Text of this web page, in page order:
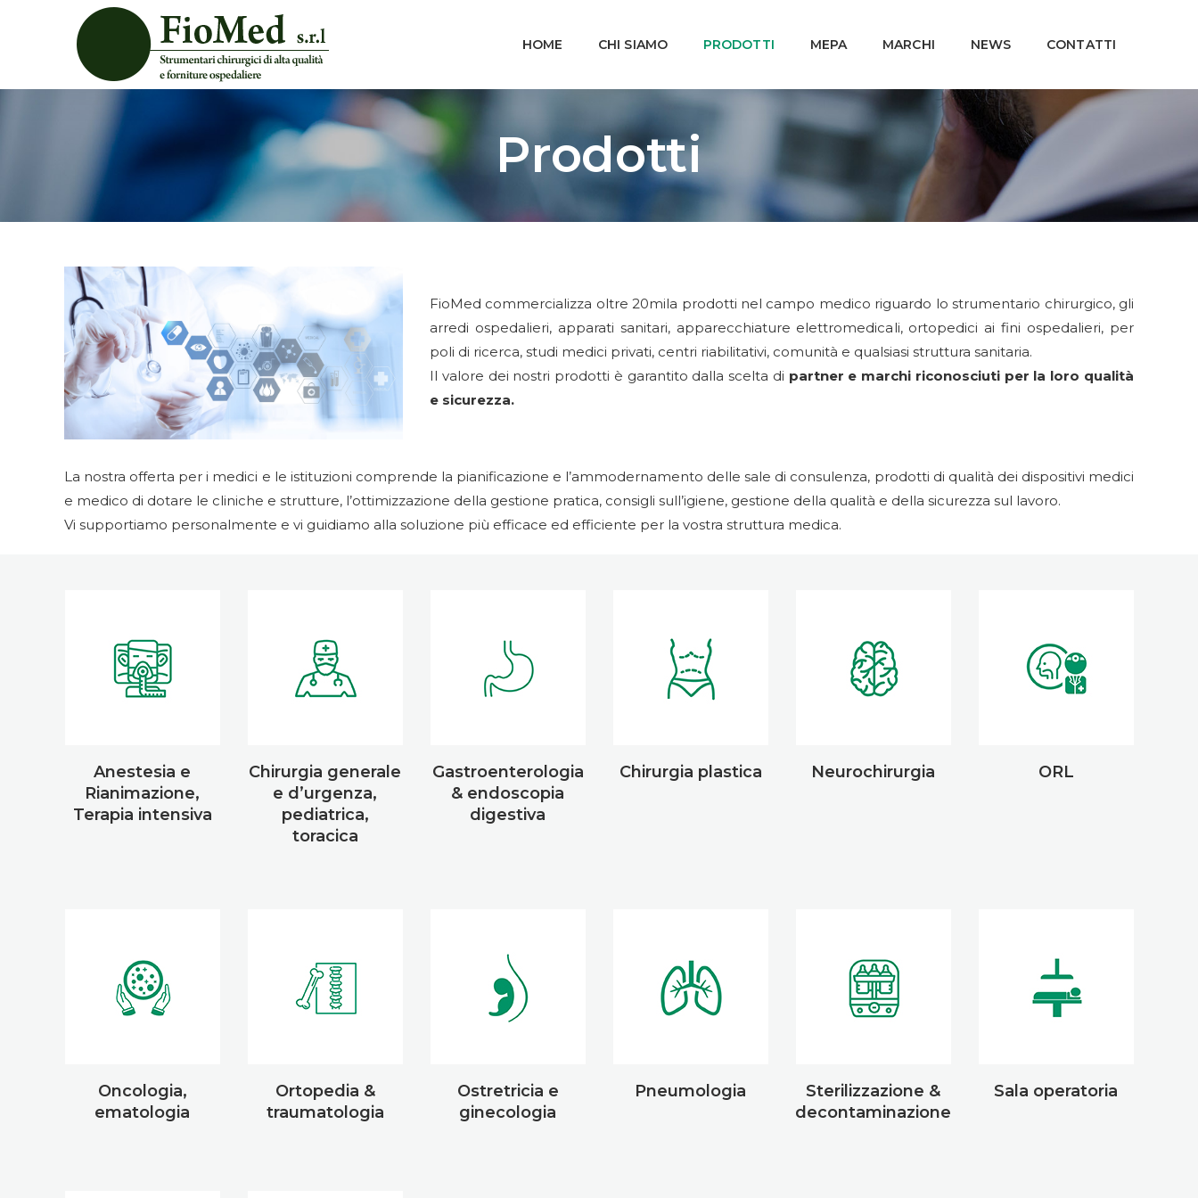
HOME CHI SIAMO PRODOTTI MEPA MARCHI NEWS CONTATTI
Prodotti
FioMed commercializza oltre 20mila prodotti nel campo medico riguardo lo strumentario chirurgico, gli
arredi ospedalieri, apparati sanitari, apparecchiature elettromedicali, ortopedici ai fini ospedalieri, per
poli di ricerca, studi medici privati, centri riabilitativi, comunità e qualsiasi struttura sanitaria.
Il valore dei nostri prodotti è garantito dalla scelta di partner e marchi riconosciuti per la loro qualità
e sicurezza.
La nostra offerta per i medici e le istituzioni comprende la pianificazione e l’ammodernamento delle sale di consulenza, prodotti di qualità dei dispositivi medici
e medico di dotare le cliniche e strutture, l’ottimizzazione della gestione pratica, consigli sull’igiene, gestione della qualità e della sicurezza sul lavoro.
Vi supportiamo personalmente e vi guidiamo alla soluzione più efficace ed efficiente per la vostra struttura medica.
Anestesia e
Rianimazione,
Terapia intensiva
Chirurgia generale
e d’urgenza,
pediatrica,
toracica
Gastroenterologia
& endoscopia
digestiva
Chirurgia plastica Neurochirurgia ORL
Oncologia,
ematologia
Ortopedia &
traumatologia
Ostretricia e
ginecologia
Pneumologia
Sterilizzazione &
decontaminazione
Sala operatoria